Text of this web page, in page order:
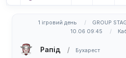
1 ігровий день GROUP
10.06 09:45
Рапід Бухарест